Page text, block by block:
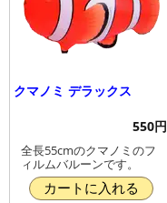
クマノミ デラックス
550円
全長55cmのクマノミのフ
ィルムバルーンです。
カートに入れる